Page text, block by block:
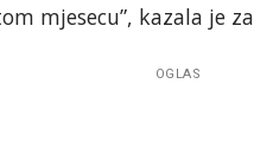
mjesecu”, kazala je za
OGLAS